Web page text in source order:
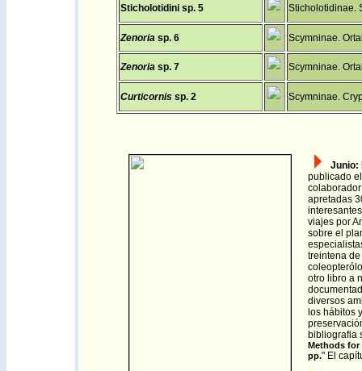
Sticholotidini sp. 5 Sticholotidinae.
Zenoria sp. 6 Scymninae.
Zenoria sp. 7 Scymninae.
Curticornis sp. 2 Scymninae.
Junio:
publicado
apretadas
viajes por
sobre el
treintena
otro libro a
diversos
los hábitos
bibliografia
Methods for
pp." El